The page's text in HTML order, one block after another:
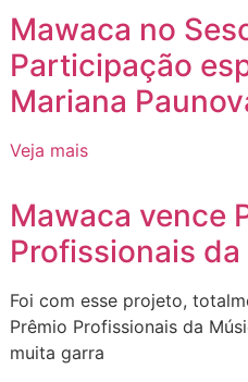
Mawaca no
Participação
Mariana
Veja mais
Mawaca vence
Profissionais
Foi com esse projeto,
Prêmio Profissionais da
muita garra